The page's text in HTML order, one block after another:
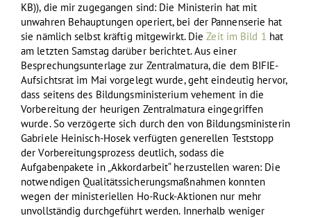
KB)), die mir zugegangen sind: Die Ministerin hat mit
unwahren Behauptungen operiert, bei der Pannenserie hat
sie nämlich selbst kräftig mitgewirkt. DieZeit im Bild 1 hat
am letzten Samstag darüber berichtet. Aus einer
Besprechungsunterlage zur Zentralmatura, die dem BIFIE-
Aufsichtsrat im Mai vorgelegt wurde, geht eindeutig hervor,
dass seitens des Bildungsministerium vehement in die
Vorbereitung der heurigen Zentralmatura eingegriffen
wurde. So verzögerte sich durch den von Bildungsministerin
Gabriele Heinisch-Hosek verfügten generellen Teststopp
der Vorbereitungsprozess deutlich, sodass die
Aufgabenpakete in „Akkordarbeit“ herzustellen waren: Die
notwendigen Qualitätssicherungsmaßnahmen konnten
wegen der ministeriellen Ho-Ruck-Aktionen nur mehr
unvollständig durchgeführt werden. Innerhalb weniger